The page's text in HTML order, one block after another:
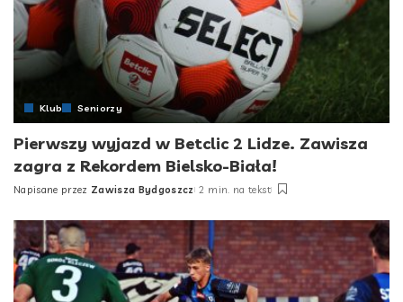
Klub Seniorzy
Pierwszy wyjazd w Betclic 2 Lidze. Zawisza
zagra z Rekordem Bielsko-Biała!
Posted
Napisane przez Zawisza Bydgoszcz 2 min. na tekst